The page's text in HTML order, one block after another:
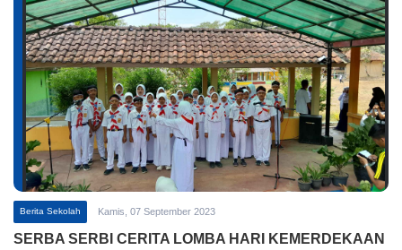
Berita Sekolah Kamis, 07 September 2023
SERBA SERBI CERITA LOMBA HARI KEMERDEKAAN